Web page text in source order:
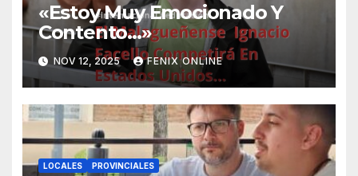
«Estoy Muy Emocionado Y
Contento…»
NOV 12, 2025 FENIX ONLINE
LOCALES PROVINCIALES